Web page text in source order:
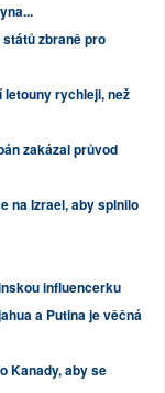
zbraně pro
rychleji, než
zakázal průvod
na Izrael, aby splnilo
influencerku
a Putina je věčná
Kanady, aby se